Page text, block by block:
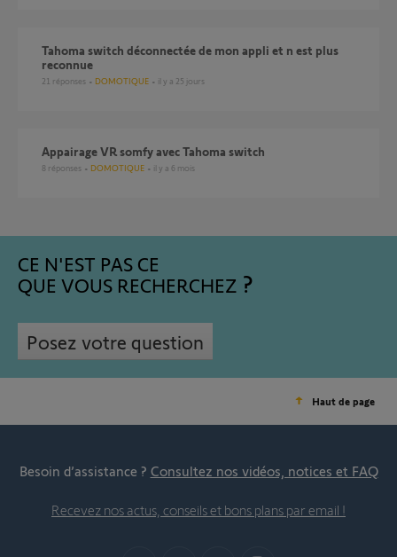
Tahoma switch déconnectée de mon appli et n est plus
reconnue
21 réponses DOMOTIQUE il y a 25 jours
Appairage VR somfy avec Tahoma switch
8 réponses DOMOTIQUE il y a 6 mois
CE N'EST PAS CE
QUE VOUS RECHERCHEZ
Posez votre question
Haut de page
Besoin d’assistance ? Consultez nos vidéos, notices et FAQ
Recevez nos actus, conseils et bons plans par email !